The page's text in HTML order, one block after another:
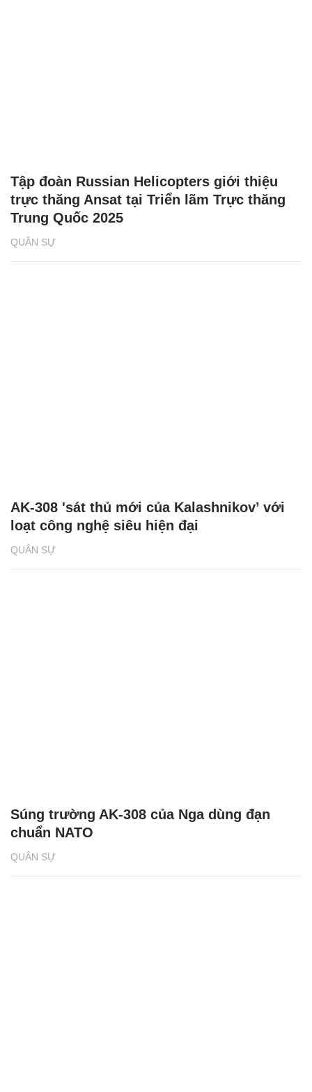
QUÂN SỰ
Tập đoàn Russian Helicopters giới thiệu
trực thăng Ansat tại Triển lãm Trực thăng
Trung Quốc 2025
QUÂN SỰ
AK-308 'sát thủ mới của Kalashnikov’ với
loạt công nghệ siêu hiện đại
QUÂN SỰ
Súng trường AK-308 của Nga dùng đạn
chuẩn NATO